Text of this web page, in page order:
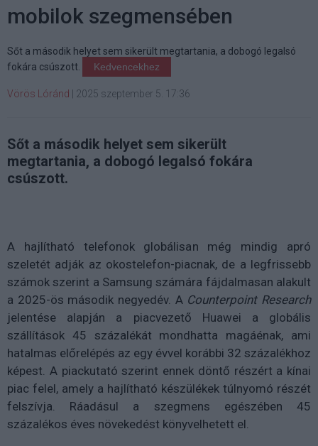
mobilok szegmensében
Sőt a második helyet sem sikerült megtartania, a dobogó legalsó
fokára csúszott.
Kedvencekhez
Vörös Lóránd 2025 szeptember 5. 17:36
Sőt a második helyet sem sikerült
megtartania, a dobogó legalsó fokára
csúszott.
A hajlítható telefonok globálisan még mindig apró
szeletét adják az okostelefon-piacnak, de a legfrissebb
számok szerint a Samsung számára fájdalmasan alakult
a 2025-ös második negyedév. A Counterpoint Research
jelentése alapján a piacvezető Huawei a globális
szállítások 45 százalékát mondhatta magáénak, ami
hatalmas előrelépés az egy évvel korábbi 32 százalékhoz
képest. A piackutató szerint ennek döntő részért a kínai
piac felel, amely a hajlítható készülékek túlnyomó részét
felszívja. Ráadásul a szegmens egészében 45
százalékos éves növekedést könyvelhetett el.